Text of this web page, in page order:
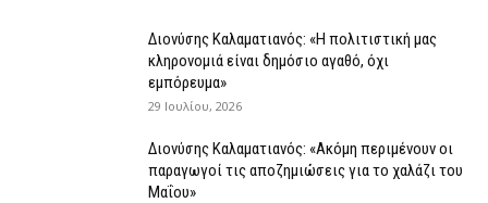
Διονύσης Καλαματιανός: «Η πολιτιστική μας
κληρονομιά είναι δημόσιο αγαθό, όχι
εμπόρευμα»
29 Ιουλίου, 2026
Διονύσης Καλαματιανός: «Ακόμη περιμένουν οι
παραγωγοί τις αποζημιώσεις για το χαλάζι του
Μαΐου»